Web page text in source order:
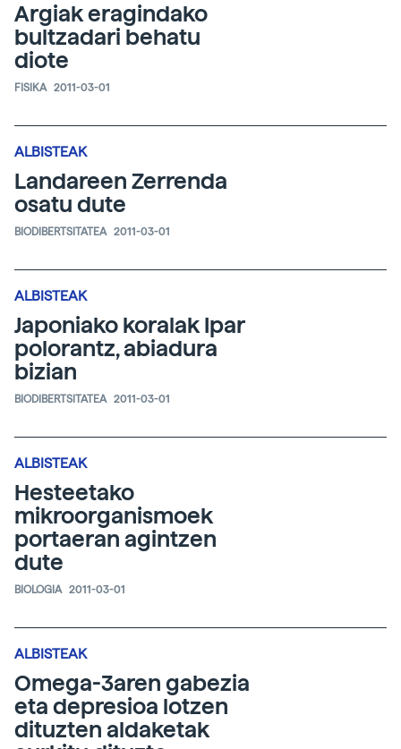
Argiak eragindako
bultzadari behatu
diote
FISIKA 2011-03-01
ALBISTEAK
Landareen Zerrenda
osatu dute
BIODIBERTSITATEA 2011-03-01
ALBISTEAK
Japoniako koralak Ipar
polorantz, abiadura
bizian
BIODIBERTSITATEA 2011-03-01
ALBISTEAK
Hesteetako
mikroorganismoek
portaeran agintzen
dute
BIOLOGIA 2011-03-01
ALBISTEAK
Omega-3aren gabezia
eta depresioa lotzen
dituzten aldaketak